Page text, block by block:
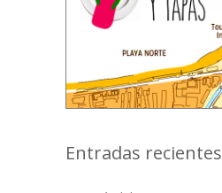
Entradas recientes